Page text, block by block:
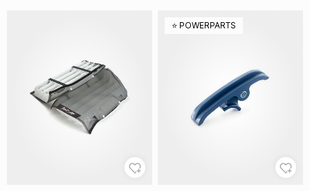
⭐️ POWERPARTS